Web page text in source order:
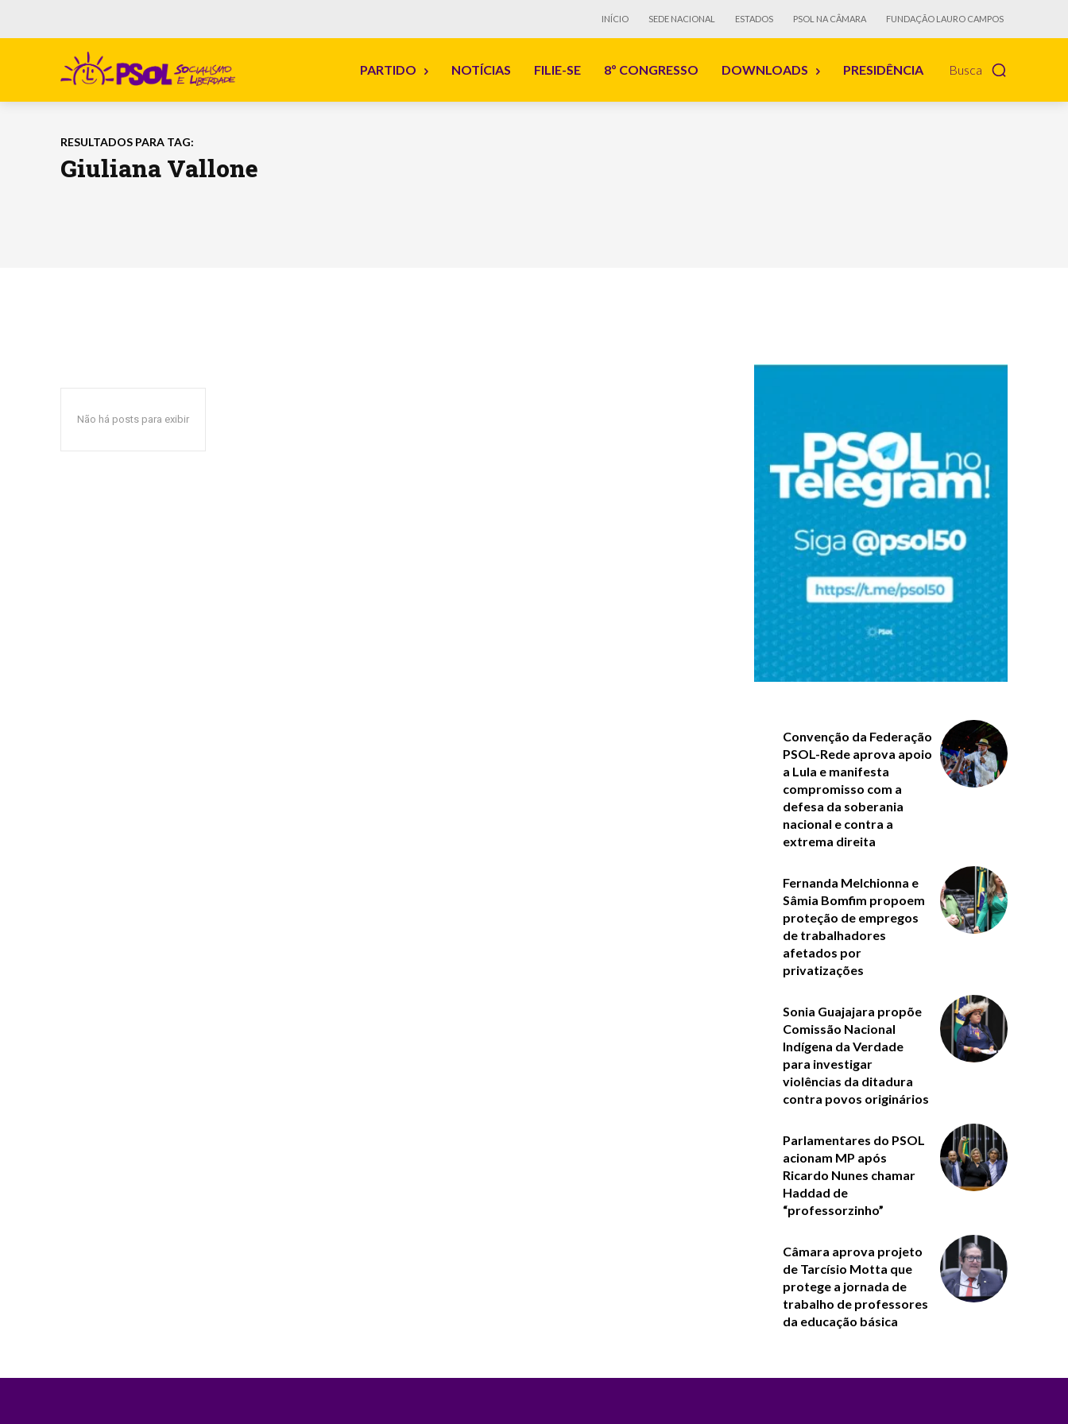
INÍCIO SEDE NACIONAL ESTADOS PSOL NA CÂMARA FUNDAÇÃO LAURO CAMPOS
Busca
PARTIDO NOTÍCIAS FILIE-SE 8º CONGRESSO DOWNLOADS PRESIDÊNCIA
RESULTADOS PARA TAG:
Giuliana Vallone
Não há posts para exibir
Convenção da Federação
PSOL-Rede aprova apoio
a Lula e manifesta
compromisso com a
defesa da soberania
nacional e contra a
extrema direita
Fernanda Melchionna e
Sâmia Bomfim propoem
proteção de empregos
de trabalhadores
afetados por
privatizações
Sonia Guajajara propõe
Comissão Nacional
Indígena da Verdade
para investigar
violências da ditadura
contra povos originários
Parlamentares do PSOL
acionam MP após
Ricardo Nunes chamar
Haddad de
“professorzinho”
Câmara aprova projeto
de Tarcísio Motta que
protege a jornada de
trabalho de professores
da educação básica